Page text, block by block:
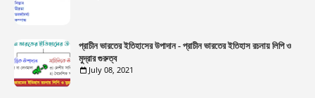
প্রাচীন ভারতের ইতিহাসের উপাদান - প্রাচীন ভারতের ইতিহাস রচনায় লিপি ও
মুদ্রার গুরুত্ব
July 08, 2021